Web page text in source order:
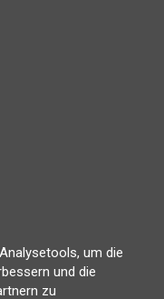
um die
und die
zu